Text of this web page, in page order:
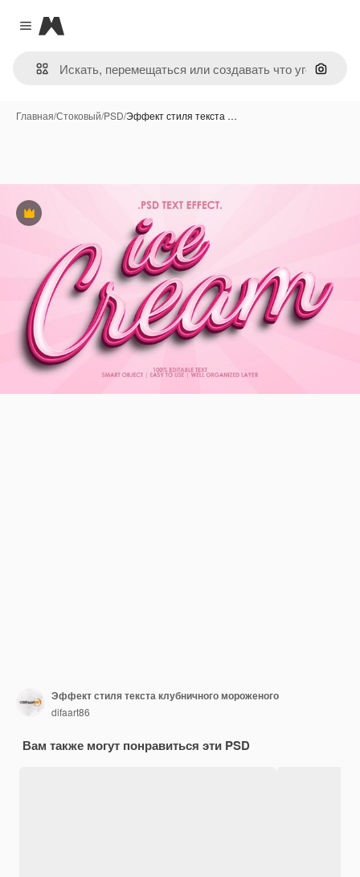
Close menu
Magnific
Поиск
Главная/Стоковый/PSD/Эффект стиля текста …
Премиум
Эффект стиля текста клубничного мороженого
difaart86
Вам также могут понравиться эти PSD